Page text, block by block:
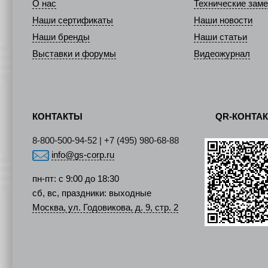
О нас
Наши сертификаты
Наши бренды
Выставки и форумы
Технические
Наши новости
Наши статьи
Видеожурнал
КОНТАКТЫ
8-800-500-94-52 | +7 (495) 980-68-88
info@gs-corp.ru
пн-пт: с 9:00 до 18:30
сб, вс, праздники: выходные
Москва, ул. Годовикова, д. 9, стр. 2
QR-